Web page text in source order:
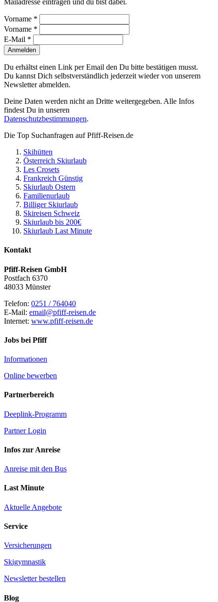
Mailadresse eintragen und du bist dabei.
Vorname *
Vorname *
E-Mail *
Anmelden
Du erhältst einen Link per Email den Du bitte bestätigen musst.
Du kannst Dich selbstverständlich jederzeit wieder von unserem
Newsletter abmelden.
Deine Daten werden nicht an Dritte weitergegeben. Alle Infos
findest Du in unseren
Datenschutzbestimmungen.
Die Top Suchanfragen auf Pfiff-Reisen.de
Skihütten
Österreich Skiurlaub
Les Crosets
Frankreich Günstig
Skiurlaub Ostern
Familienurlaub
Billiger Skiurlaub
Skireisen Schweiz
Skiurlaub bis 200€
Skiurlaub Last Minute
Kontakt
Pfiff-Reisen GmbH
Postfach 6370
48033 Münster
Telefon: 0251 / 764040
E-Mail: email@pfiff-reisen.de
Internet: www.pfiff-reisen.de
Jobs bei Pfiff
Informationen
Online bewerben
Partnerbereich
Deeplink-Programm
Partner Login
Infos zur Anreise
Anreise mit den Bus
Last Minute
Aktuelle Angebote
Service
Versicherungen
Skigymnastik
Newsletter bestellen
Blog